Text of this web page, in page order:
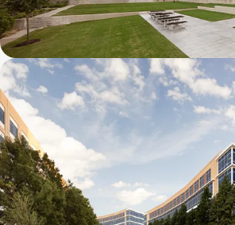
Galatyn C- 2380 Performance